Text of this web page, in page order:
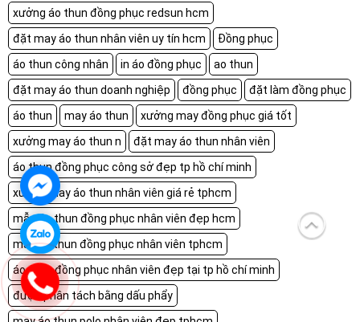
xưởng áo thun đồng phục redsun hcm
đặt may áo thun nhân viên uy tín hcm
Đồng phục
áo thun công nhân
in áo đồng phục
ao thun
đặt may áo thun doanh nghiệp
đồng phục
đặt làm đồng phục
áo thun
may áo thun
xưởng may đồng phục giá tốt
xưởng may áo thun n
đặt may áo thun nhân viên
áo thun đồng phục công sở đẹp tp hồ chí minh
xưởng may áo thun nhân viên giá rẻ tphcm
mẫu áo thun đồng phục nhân viên đẹp hcm
may áo thun đồng phục nhân viên tphcm
áo thun đồng phục nhân viên đẹp tại tp hồ chí minh
được phân tách bằng dấu phẩy